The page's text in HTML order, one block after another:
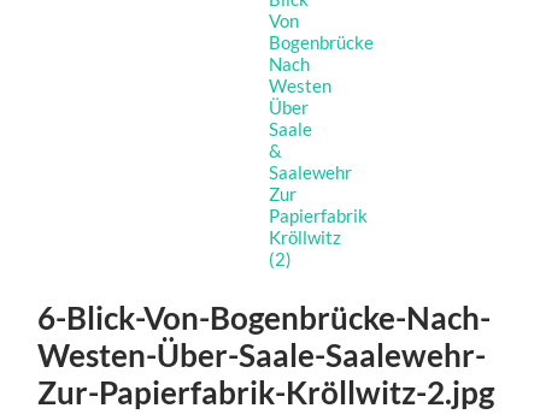
6-Blick-Von-Bogenbrücke-Nach-
Westen-Über-Saale-Saalewehr-
Zur-Papierfabrik-Kröllwitz-2.jpg